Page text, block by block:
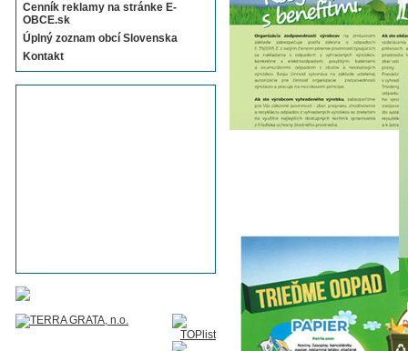
Cenník reklamy na stránke E-
OBCE.sk
Úplný zoznam obcí Slovenska
Kontakt